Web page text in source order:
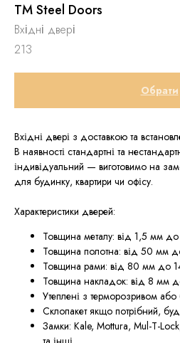
TM Steel Doors
Вхідні двері
213
Обрати
Вхідні двері з доставкою та
В наявності стандартні та
індивідуальний — виготовимо на
для будинку, квартири чи офісу.
Характеристики дверей:
Товщина металу: від 1,5 мм
Товщина полотна: від 50 мм
Товщина рами: від 80 мм до
Товщина накладок: від 8 мм
Утеплені з терморозривом або
Склопакет якщо потрібний,
Замки: Kale, Mottura, Mul-T-